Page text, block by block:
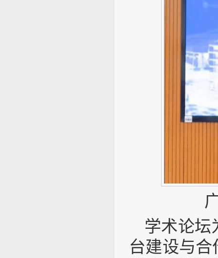
学术论坛
台建设与